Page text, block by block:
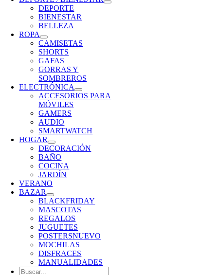
DEPORTE
BIENESTAR
BELLEZA
ROPA
CAMISETAS
SHORTS
GAFAS
GORRAS Y
SOMBREROS
ELECTRÓNICA
ACCESORIOS PARA
MÓVILES
GAMERS
AUDIO
SMARTWATCH
HOGAR
DECORACIÓN
BAÑO
COCINA
JARDÍN
VERANO
BAZAR
BLACKFRIDAY
MASCOTAS
REGALOS
JUGUETES
POSTERSNUEVO
MOCHILAS
DISFRACES
MANUALIDADES
Buscar: